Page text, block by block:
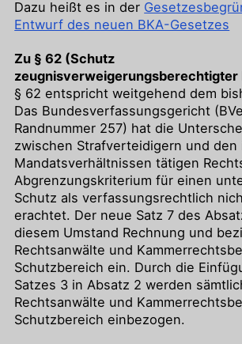
Dazu heißt es in der
Entwurf des neuen BKA-Gesetzes
Zu § 62 (Schutz
zeugnisverweigerungsberechtigter
§ 62 entspricht weitgehend dem
Das Bundesverfassungsgericht
Randnummer 257) hat die
zwischen Strafverteidigern und den
Mandatsverhältnissen tätigen
Abgrenzungskriterium für einen
Schutz als verfassungsrechtlich
erachtet. Der neue Satz 7 des
diesem Umstand Rechnung und
Rechtsanwälte und
Schutzbereich ein. Durch die
Satzes 3 in Absatz 2 werden
Rechtsanwälte und
Schutzbereich einbezogen.